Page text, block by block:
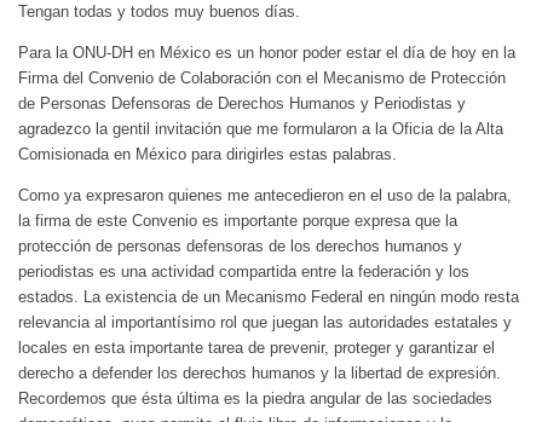
Tengan todas y todos muy buenos días.
Para la ONU-DH en México es un honor poder estar el día de hoy en la
Firma del Convenio de Colaboración con el Mecanismo de Protección
de Personas Defensoras de Derechos Humanos y Periodistas y
agradezco la gentil invitación que me formularon a la Oficia de la Alta
Comisionada en México para dirigirles estas palabras.
Como ya expresaron quienes me antecedieron en el uso de la palabra,
la firma de este Convenio es importante porque expresa que la
protección de personas defensoras de los derechos humanos y
periodistas es una actividad compartida entre la federación y los
estados. La existencia de un Mecanismo Federal en ningún modo resta
relevancia al importantísimo rol que juegan las autoridades estatales y
locales en esta importante tarea de prevenir, proteger y garantizar el
derecho a defender los derechos humanos y la libertad de expresión.
Recordemos que ésta última es la piedra angular de las sociedades